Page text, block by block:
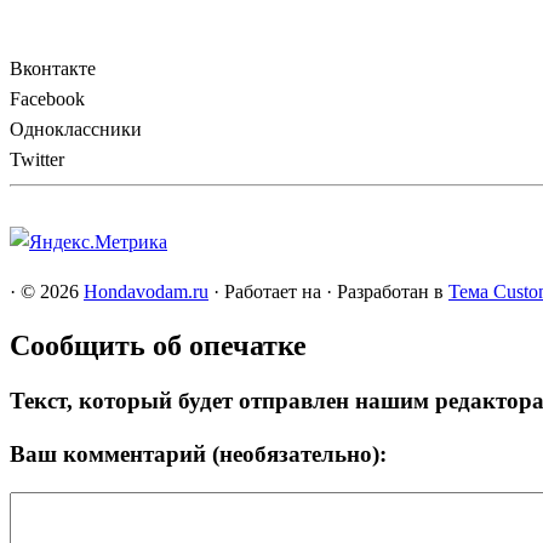
Вконтакте
Facebook
Одноклассники
Twitter
· © 2026 Hondavodam.ru · Работает на · Разработан в Тема
Сообщить об опечатке
Текст, который будет отправлен нашим
Ваш комментарий (необязательно):